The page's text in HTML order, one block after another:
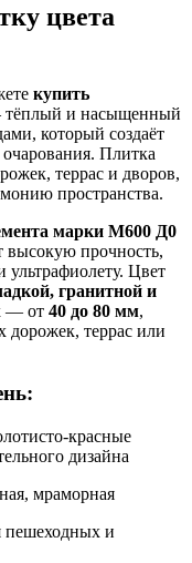
цвета
купить
и насыщенный
который создаёт
Плитка
террас и дворов,
пространства.
марки М600 Д0
высокую прочность,
ультрафиолету. Цвет
гранитной и
— от 40 до 80 мм,
дорожек, террас или
красные
дизайна
мраморная
и